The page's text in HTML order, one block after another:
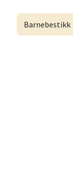
Barnebestikk